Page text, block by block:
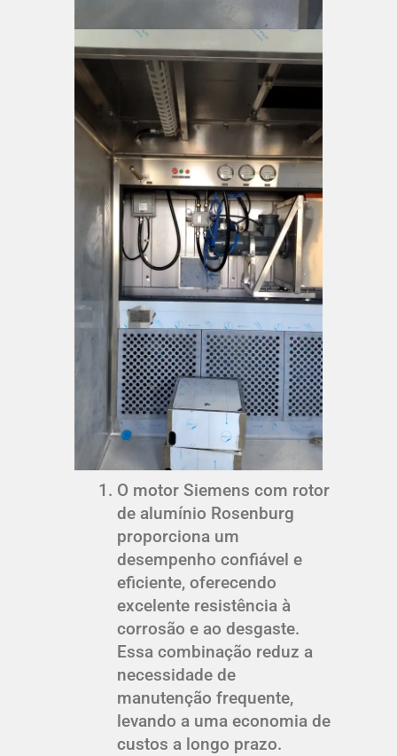
O motor Siemens com rotor
de alumínio Rosenburg
proporciona um
desempenho confiável e
eficiente, oferecendo
excelente resistência à
corrosão e ao desgaste.
Essa combinação reduz a
necessidade de
manutenção frequente,
levando a uma economia de
custos a longo prazo.